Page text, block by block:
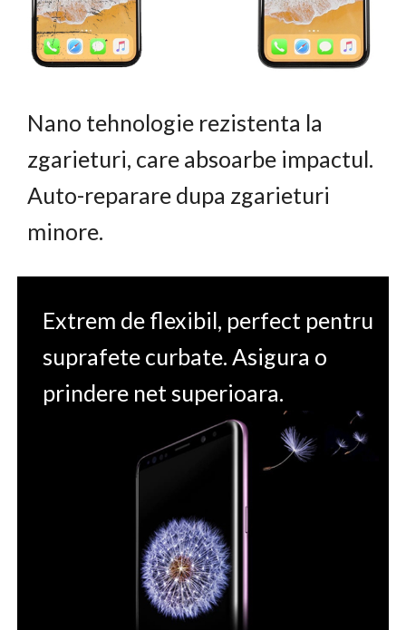
Nano tehnologie rezistenta la
zgarieturi, care absoarbe impactul.
Auto-reparare dupa zgarieturi
minore.
Extrem de flexibil, perfect pentru
suprafete curbate. Asigura o
prindere net superioara.